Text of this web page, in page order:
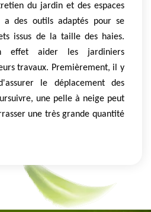
du jardin et des espaces
des outils adaptés pour se
issus de la taille des haies.
effet aider les jardiniers
travaux. Premièrement, il y
le déplacement des
une pelle à neige peut
une très grande quantité